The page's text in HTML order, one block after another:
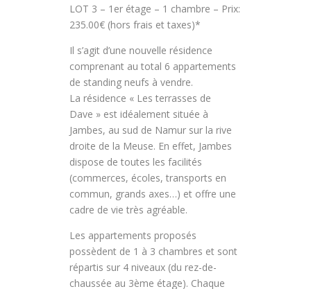
LOT 3 – 1er étage – 1 chambre – Prix:
235.00€ (hors frais et taxes)*
Il s’agit d’une nouvelle résidence
comprenant au total 6 appartements
de standing neufs à vendre.
La résidence « Les terrasses de
Dave » est idéalement située à
Jambes, au sud de Namur sur la rive
droite de la Meuse. En effet, Jambes
dispose de toutes les facilités
(commerces, écoles, transports en
commun, grands axes…) et offre une
cadre de vie très agréable.
Les appartements proposés
possèdent de 1 à 3 chambres et sont
répartis sur 4 niveaux (du rez-de-
chaussée au 3ème étage). Chaque